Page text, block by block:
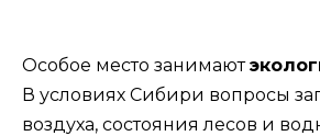
Особое место занимают
В условиях Сибири вопросы
воздуха, состояния лесов и